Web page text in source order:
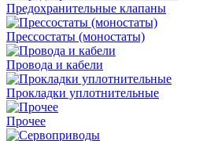
Предохранительные клапаны
Прессостаты (моностаты)
Провода и кабели
Прокладки уплотнительные
Прочее